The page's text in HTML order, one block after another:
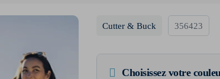
Cutter & Buck 356423
Choisissez votre